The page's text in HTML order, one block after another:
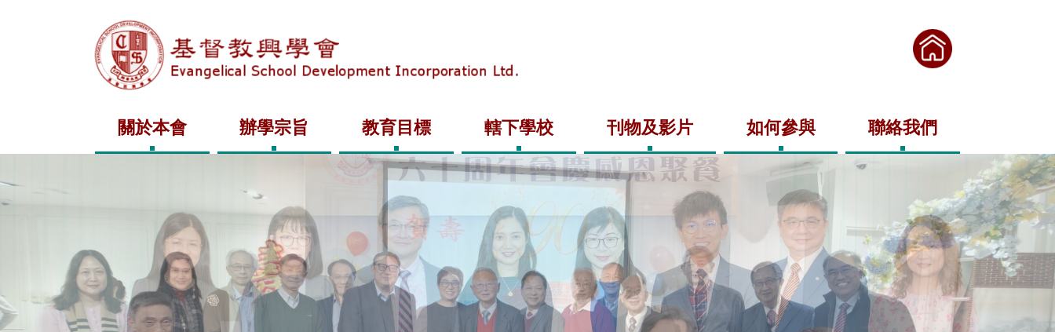
關於本會 辦學宗旨 教育目標 轄下學校 刊物及影片 如何參與 聯絡我們